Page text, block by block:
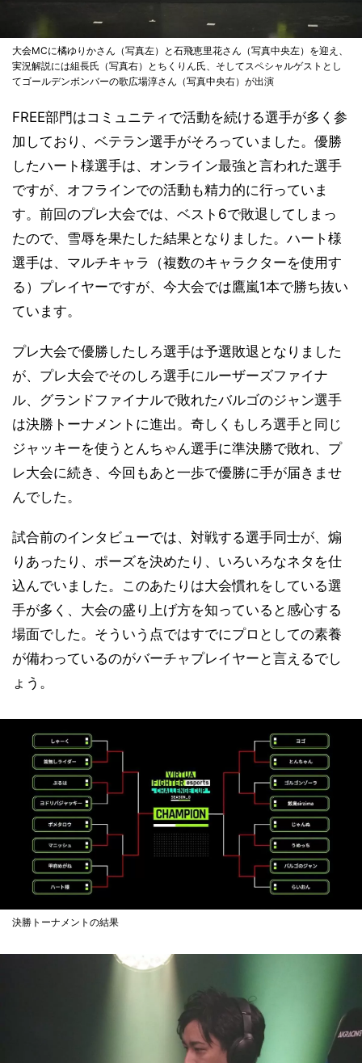
大会MCに橘ゆりかさん（写真左）と石飛恵里花さん（写真中央左）を迎え、
実況解説には組長氏（写真右）とちくりん氏、そしてスペシャルゲストとし
てゴールデンボンバーの歌広場淳さん（写真中央右）が出演
FREE部門はコミュニティで活動を続ける選手が多く参
加しており、ベテラン選手がそろっていました。優勝
したハート様選手は、オンライン最強と言われた選手
ですが、オフラインでの活動も精力的に行っていま
す。前回のプレ大会では、ベスト6で敗退してしまっ
たので、雪辱を果たした結果となりました。ハート様
選手は、マルチキャラ（複数のキャラクターを使用す
る）プレイヤーですが、今大会では鷹嵐1本で勝ち抜い
ています。
プレ大会で優勝したしろ選手は予選敗退となりました
が、プレ大会でそのしろ選手にルーザーズファイナ
ル、グランドファイナルで敗れたバルゴのジャン選手
は決勝トーナメントに進出。奇しくもしろ選手と同じ
ジャッキーを使うとんちゃん選手に準決勝で敗れ、プ
レ大会に続き、今回もあと一歩で優勝に手が届きませ
んでした。
試合前のインタビューでは、対戦する選手同士が、煽
りあったり、ポーズを決めたり、いろいろなネタを仕
込んでいました。このあたりは大会慣れをしている選
手が多く、大会の盛り上げ方を知っていると感心する
場面でした。そういう点ではすでにプロとしての素養
が備わっているのがバーチャプレイヤーと言えるでし
ょう。
決勝トーナメントの結果